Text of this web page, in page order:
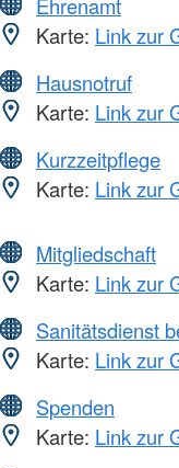
Karte: Link zur
Hausnotruf
Karte: Link zur
Kurzzeitpflege
Karte: Link zur
Mitgliedschaft
Karte: Link zur
Sanitätsdienst
Karte: Link zur
Spenden
Karte: Link zur